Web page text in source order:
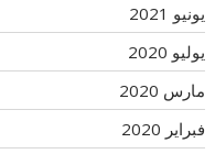
يونيو 2021
يوليو 2020
مارس 2020
فبراير 2020